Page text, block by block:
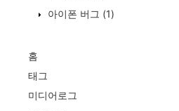
아이폰 버그 (1)
홈
태그
미디어로그